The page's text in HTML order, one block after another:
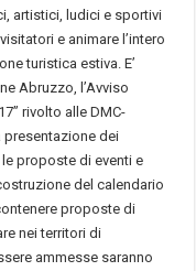
artistici, ludici e sportivi
e animare l’intero
turistica estiva. E’
Abruzzo, l’Avviso
rivolto alle DMC-
presentazione dei
proposte di eventi e
del calendario
proposte di
nei territori di
ammesse saranno